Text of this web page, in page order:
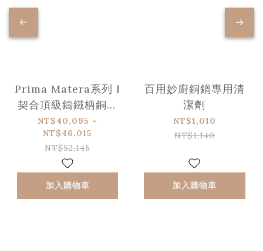
Prima Matera系列 l
契合頂級鑄鐵柄銅鍋
系列 l 雙耳燉鍋 (適用
IH感應爐)
NT$40,095 ~
NT$46,015
NT$52,145
加入購物車
百用妙廚銅鍋專用清
潔劑
NT$1,010
NT$1,140
加入購物車